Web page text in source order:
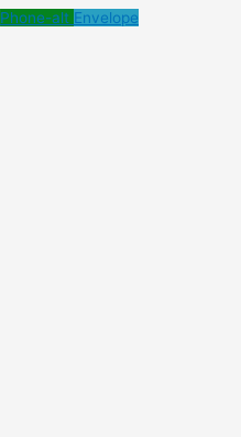
Phone-alt Envelope